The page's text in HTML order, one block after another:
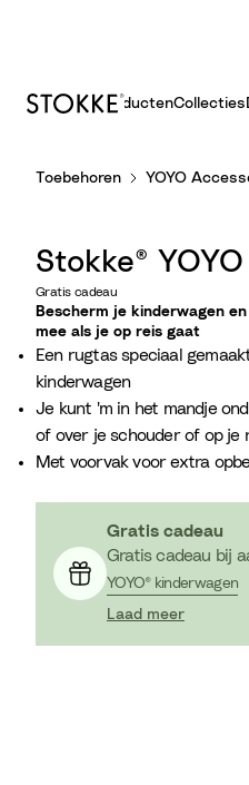
ProductenCollecties
Toebehoren YOYO
Stokke®
Gratis cadeau
Bescherm je kinderwagen
mee als je op reis gaat
Een rugtas speciaal
kinderwagen
Je kunt 'm in het mandje
of over je schouder of op je
Met voorvak voor extra
Gratis cadeau
Gratis cadeau bij
YOYO® kinderwagen
Laad meer